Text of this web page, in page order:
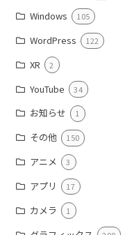
Windows 105
WordPress 122
XR 2
YouTube 34
お知らせ 1
その他 150
アニメ 3
アプリ 17
カメラ 1